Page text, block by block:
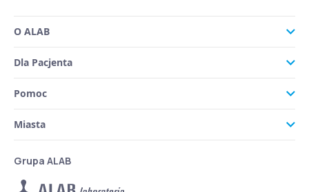
O ALAB
Dla Pacjenta
Pomoc
Miasta
Grupa ALAB